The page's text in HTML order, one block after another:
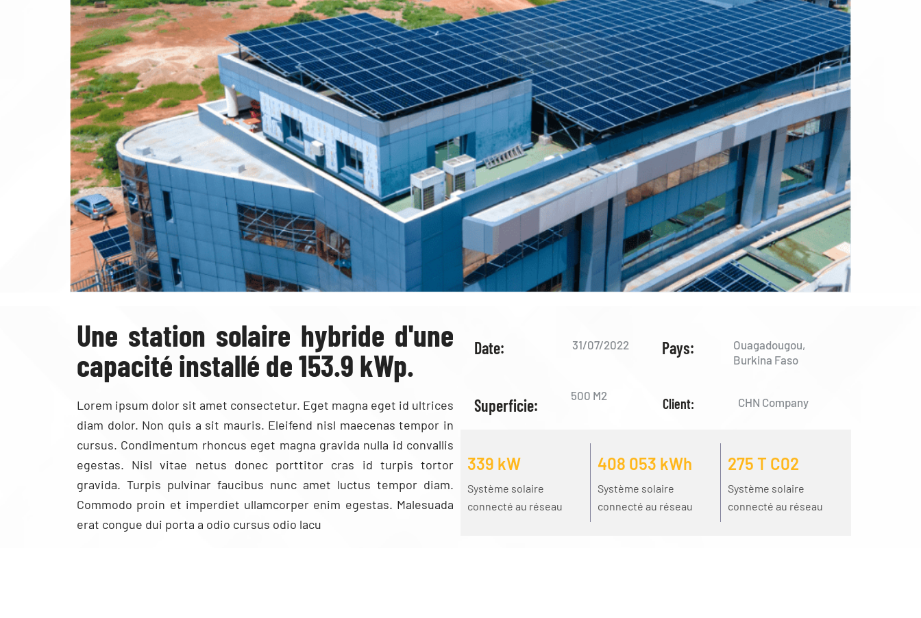
Une station solaire hybride d'une
capacité installé de 153.9 kWp.
Lorem ipsum dolor sit amet consectetur. Eget magna eget id ultrices
diam dolor. Non quis a sit mauris. Eleifend nisl maecenas tempor in
cursus. Condimentum rhoncus eget magna gravida nulla id convallis
egestas. Nisl vitae netus donec porttitor cras id turpis tortor
gravida. Turpis pulvinar faucibus nunc amet luctus tempor diam.
Commodo proin et imperdiet ullamcorper enim egestas. Malesuada
erat congue dui porta a odio cursus odio lacu
Date: 31/07/2022 Pays:
Ouagadougou,
Burkina Faso
Superficie: 500 M2 Client: CHN Company
339 kW
Système solaire
connecté au réseau
408 053 kWh
Système solaire
connecté au réseau
275 T C02
Système solaire
connecté au réseau